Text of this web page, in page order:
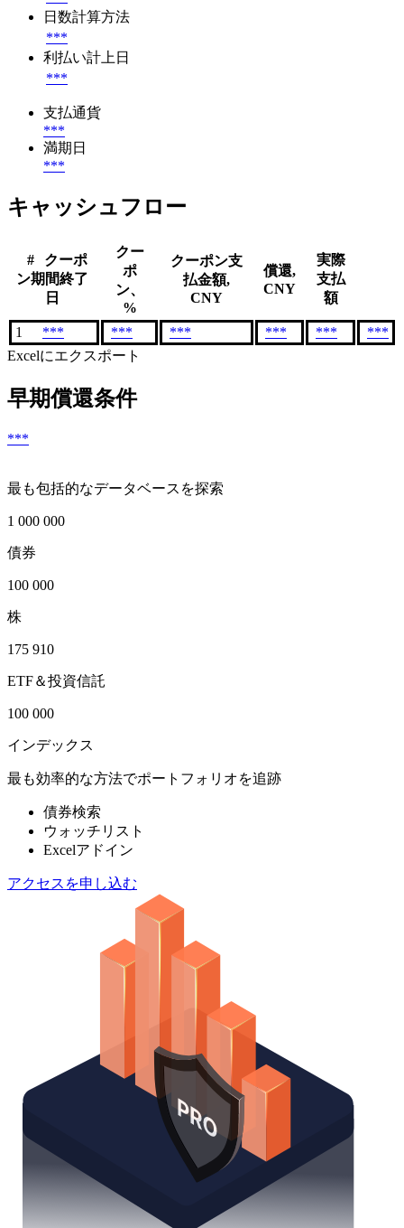
日数計算方法
***
利払い計上日
***
支払通貨
***
満期日
***
キャッシュフロー
#
クーポ
ン期間終了
日
クー
ポ
ン、
%
クーポン支
払金額,
CNY
償還,
CNY
実際
支払
額
1 *** *** *** *** ***
***
Excelにエクスポート
早期償還条件
***
最も包括的なデータベースを探索
1 000 000
債券
100 000
株
175 910
ETF＆投資信託
100 000
インデックス
最も効率的な方法でポートフォリオを追跡
債券検索
ウォッチリスト
Excelアドイン
アクセスを申し込む